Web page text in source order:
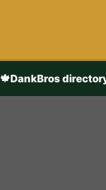
🍁DankBros